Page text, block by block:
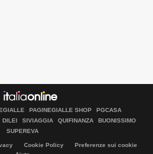
PAGINEGIALLE SHOP
PGCASA
DILEI SIVIAGGIA QUIFINANZA
BUONISSIMO
SUPEREVA
Cookie Policy
Preferenze sui cookie